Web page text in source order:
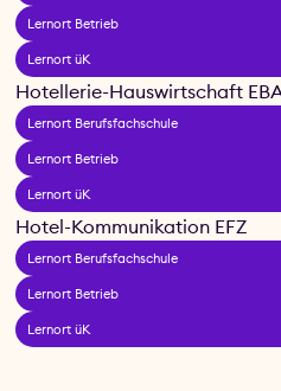
Lernort Betrieb
Lernort üK
Hotellerie-Hauswirtschaft EBA
Lernort Berufsfachschule
Lernort Betrieb
Lernort üK
Hotel-Kommunikation EFZ
Lernort Berufsfachschule
Lernort Betrieb
Lernort üK